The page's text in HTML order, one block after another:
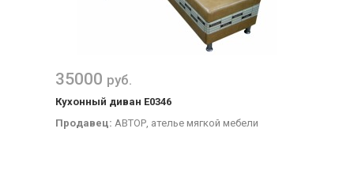
35000 руб.
Кухонный диван Е0346
Продавец: АВТОР, ателье мягкой мебели